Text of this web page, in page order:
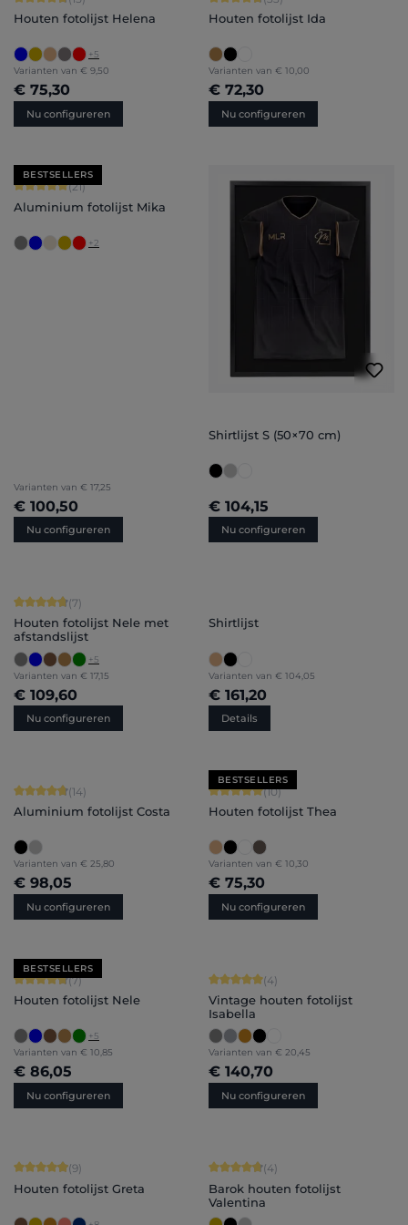
Houten fotolijst Helena
+5
Varianten van € 9,50
€ 75,30
Nu configureren
Houten fotolijst Ida
Varianten van € 10,00
€ 72,30
Nu configureren
BESTSELLERS
Gemiddelde waardering van 5 van 5 sterren
(21)
Aluminium fotolijst Mika
+2
Varianten van € 17,25
€ 100,50
Nu configureren
Shirtlijst S (50×70 cm)
€ 104,15
Nu configureren
Gemiddelde waardering van 4.71 van 5 sterren
(7)
Houten fotolijst Nele met
afstandslijst
+5
Varianten van € 17,15
€ 109,60
Nu configureren
Shirtlijst
Varianten van € 104,05
€ 161,20
Details
Gemiddelde waardering van 4.86 van 5 sterren
(14)
Aluminium fotolijst Costa
Varianten van € 25,80
€ 98,05
Nu configureren
BESTSELLERS
Gemiddelde waardering van 5 van 5
(10)
Houten fotolijst Thea
Varianten van € 10,30
€ 75,30
Nu configureren
BESTSELLERS
Gemiddelde waardering van 4.71 van 5 sterren
(7)
Houten fotolijst Nele
+5
Varianten van € 10,85
€ 86,05
Nu configureren
Gemiddelde waardering van 5 van 5
(4)
Vintage houten fotolijst
Isabella
Varianten van € 20,45
€ 140,70
Nu configureren
Gemiddelde waardering van 4.89 van 5 sterren
(9)
Houten fotolijst Greta
Gemiddelde waardering van 4.75
(4)
Barok houten fotolijst
Valentina